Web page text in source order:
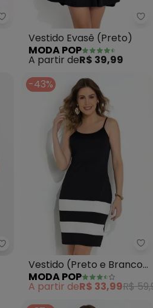
Infinita Cor - Vestido Feminino
Vestido Evasê (Preto)
MODA POP
A partir deR$ 39,99
Select - Vestido Canelado
-43%
Vestido (Preto e Branco)
com Listras
MODA POP
A partir deR$ 33,99R$